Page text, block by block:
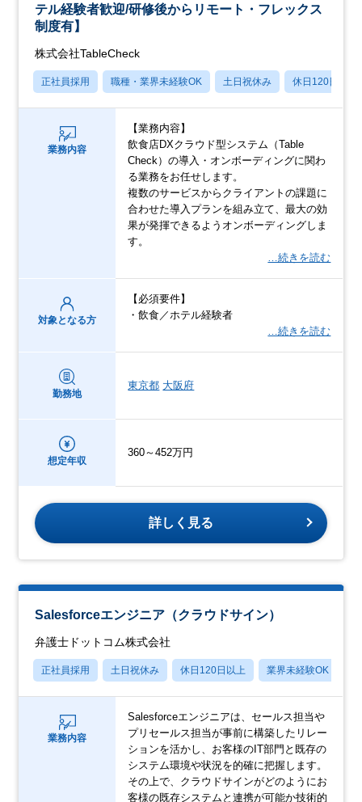
テル経験者歓迎/研修後からリモート・フレックス
制度有】
株式会社TableCheck
正社員採用 職種・業界未経験OK 土日祝休み 休日120日以上
業務内容
【業務内容】
飲食店DXクラウド型システム（Table
Check）の導入・オンボーディングに関わ
る業務をお任せします。
複数のサービスからクライアントの課題に
合わせた導入プランを組み立て、最大の効
果が発揮できるようオンボーディングしま
す。
…続きを読む
対象となる方
【必須要件】
・飲食／ホテル経験者
…続きを読む
勤務地
東京都 大阪府
想定年収
360～452万円
詳しく見る
Salesforceエンジニア（クラウドサイン）
弁護士ドットコム株式会社
正社員採用 土日祝休み 休日120日以上 業界未経験OK
業務内容
Salesforceエンジニアは、セールス担当や
プリセールス担当が事前に構築したリレー
ションを活かし、お客様のIT部門と既存の
システム環境や状況を的確に把握します。
その上で、クラウドサインがどのようにお
客様の既存システムと連携が可能か技術的